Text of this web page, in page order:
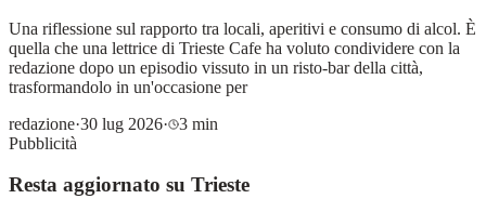
Una riflessione sul rapporto tra locali, aperitivi e consumo di alcol. È
quella che una lettrice di Trieste Cafe ha voluto condividere con la
redazione dopo un episodio vissuto in un risto-bar della città,
trasformandolo in un'occasione per
redazione·30 lug 2026·
3 min
Pubblicità
Resta aggiornato su Trieste